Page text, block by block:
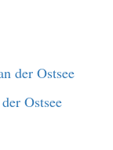
Ostsee